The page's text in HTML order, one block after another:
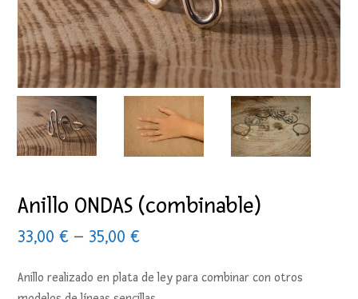
Anillo ONDAS (combinable)
33,00€ – 35,00€
Anillo realizado en plata de ley para combinar con otros